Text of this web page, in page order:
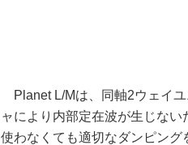
Planet L/Mは、同軸2ウェイ
ャにより内部定在波が生じな
使わなくても適切なダンピン